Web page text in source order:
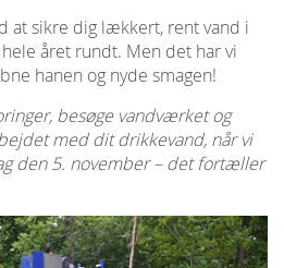
at sikre dig lækkert, rent vand i
året rundt. Men det har vi
hanen og nyde smagen!
besøge vandværket og
med dit drikkevand, når vi
den 5. november – det fortæller